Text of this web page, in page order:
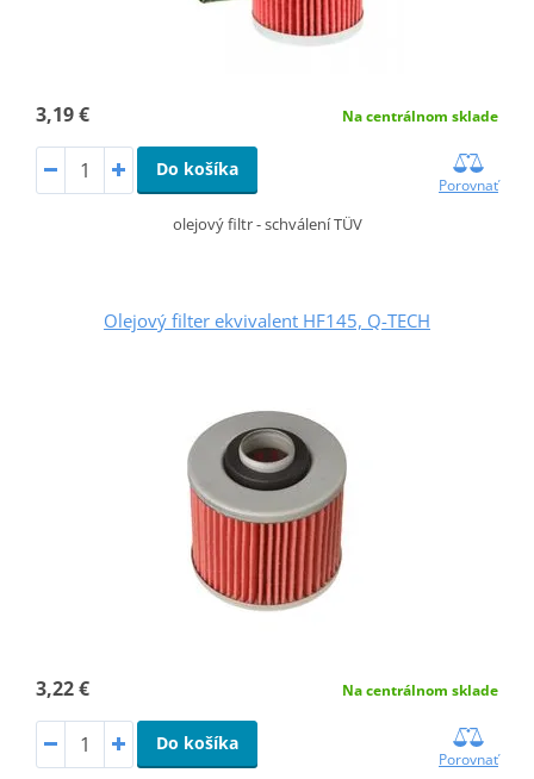
3,19 € Na centrálnom sklade
Do košíka
Porovnať
olejový filtr - schválení TÜV
Olejový filter ekvivalent HF145, Q-TECH
3,22 € Na centrálnom sklade
Do košíka
Porovnať